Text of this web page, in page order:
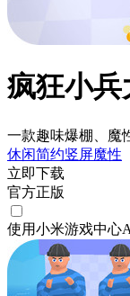
疯狂小兵
一款趣味爆棚、魔
休闲简约竖屏魔性
立即下载
官方正版
使用小米游戏中心